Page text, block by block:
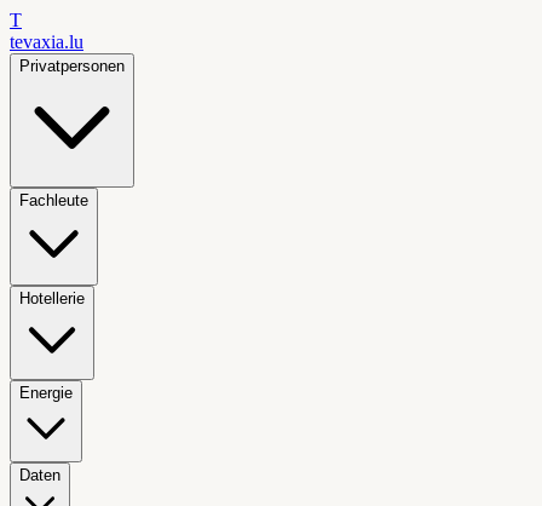
T
tevaxia.lu
Privatpersonen
Fachleute
Hotellerie
Energie
Daten